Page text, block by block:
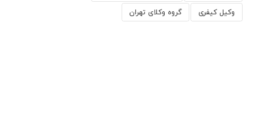
وکیل کیفری
گروه وکلای تهران